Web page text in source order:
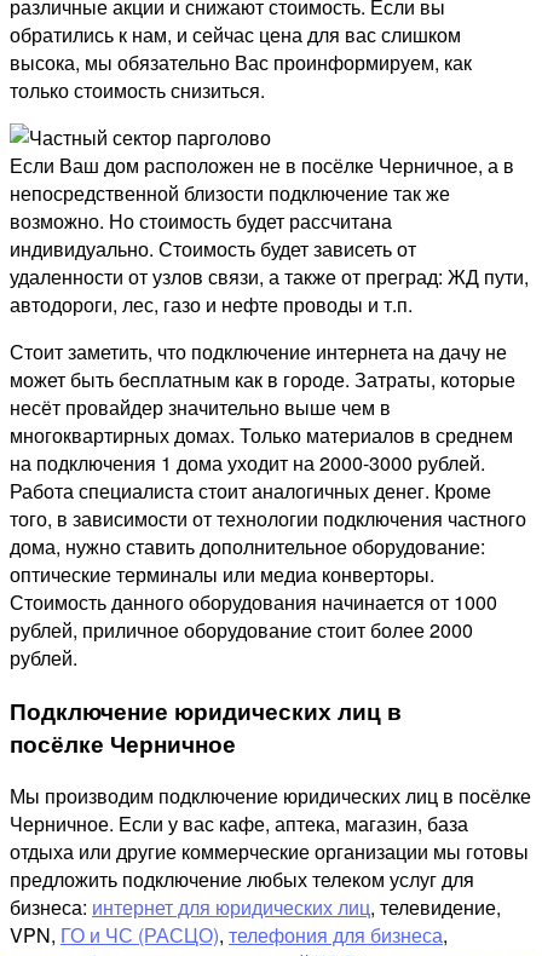
различные акции и снижают стоимость. Если вы
обратились к нам, и сейчас цена для вас слишком
высока, мы обязательно Вас проинформируем, как
только стоимость снизиться.
Если Ваш дом расположен не в посёлке Черничное, а в
непосредственной близости подключение так же
возможно. Но стоимость будет рассчитана
индивидуально. Стоимость будет зависеть от
удаленности от узлов связи, а также от преград: ЖД пути,
автодороги, лес, газо и нефте проводы и т.п.
Стоит заметить, что подключение интернета на дачу не
может быть бесплатным как в городе. Затраты, которые
несёт провайдер значительно выше чем в
многоквартирных домах. Только материалов в среднем
на подключения 1 дома уходит на 2000-3000 рублей.
Работа специалиста стоит аналогичных денег. Кроме
того, в зависимости от технологии подключения частного
дома, нужно ставить дополнительное оборудование:
оптические терминалы или медиа конверторы.
Стоимость данного оборудования начинается от 1000
рублей, приличное оборудование стоит более 2000
рублей.
Подключение юридических лиц в
посёлке Черничное
Мы производим подключение юридических лиц в посёлке
Черничное. Если у вас кафе, аптека, магазин, база
отдыха или другие коммерческие организации мы готовы
предложить подключение любых телеком услуг для
бизнеса: интернет для юридических лиц, телевидение,
VPN, ГО и ЧС (РАСЦО), телефония для бизнеса,